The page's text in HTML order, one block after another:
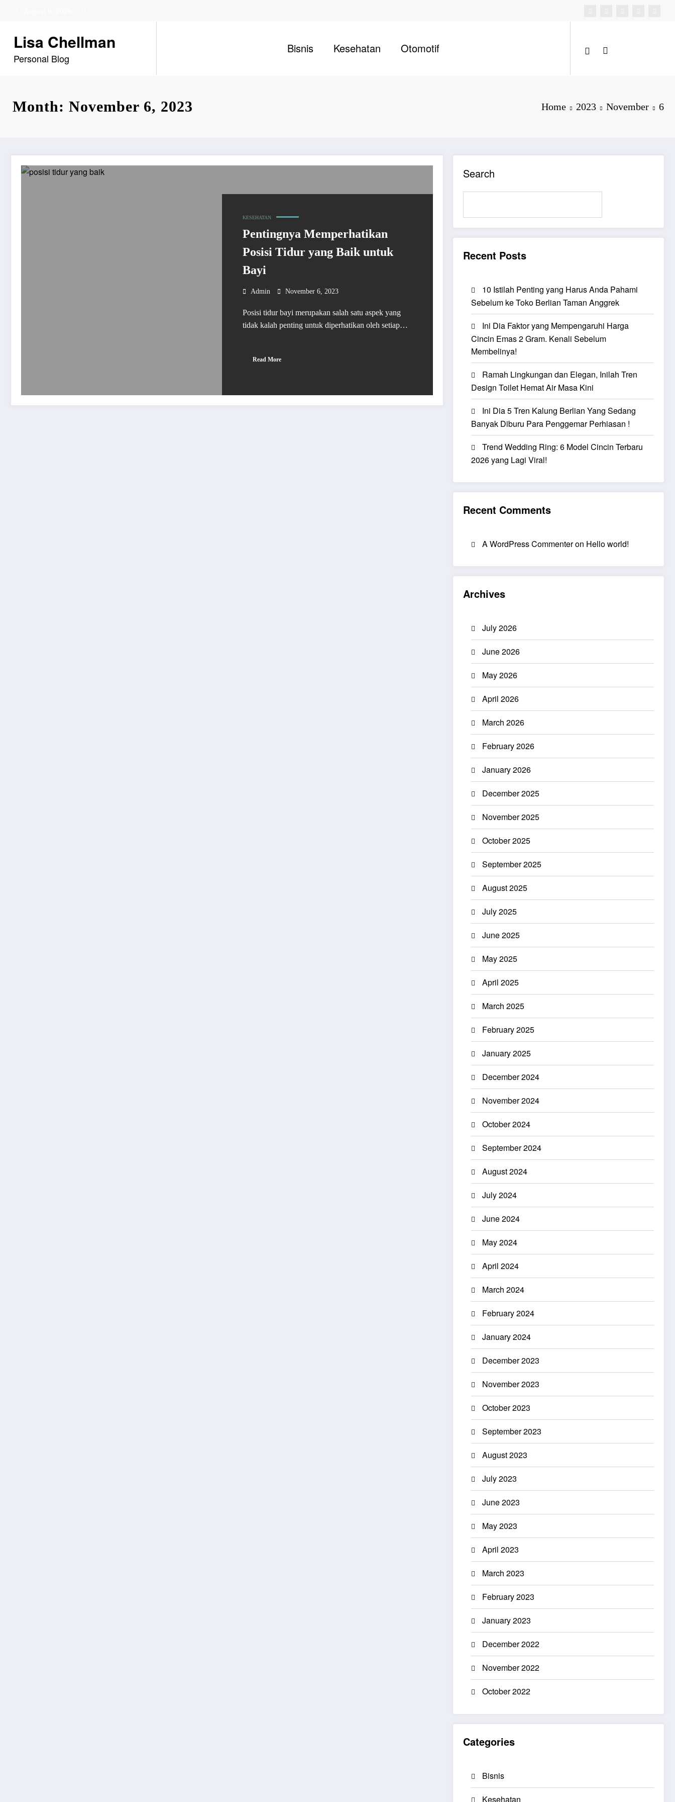
Lisa Chellman
Personal Blog
Bisnis Kesehatan Otomotif
Month: November 6, 2023 Home 2023 November 6
KESEHATAN
Pentingnya Memperhatikan
Posisi Tidur yang Baik untuk
Bayi
Admin November 6, 2023
Posisi tidur bayi merupakan salah satu aspek yang
tidak kalah penting untuk diperhatikan oleh setiap…
Read More
Search
Recent Posts
10 Istilah Penting yang Harus Anda Pahami
Sebelum ke Toko Berlian Taman Anggrek
Ini Dia Faktor yang Mempengaruhi Harga
Cincin Emas 2 Gram. Kenali Sebelum
Membelinya!
Ramah Lingkungan dan Elegan, Inilah Tren
Design Toilet Hemat Air Masa Kini
Ini Dia 5 Tren Kalung Berlian Yang Sedang
Banyak Diburu Para Penggemar Perhiasan !
Trend Wedding Ring: 6 Model Cincin Terbaru
2026 yang Lagi Viral!
Recent Comments
A WordPress Commenteron Hello world!
Archives
July 2026
June 2026
May 2026
April 2026
March 2026
February 2026
January 2026
December 2025
November 2025
October 2025
September 2025
August 2025
July 2025
June 2025
May 2025
April 2025
March 2025
February 2025
January 2025
December 2024
November 2024
October 2024
September 2024
August 2024
July 2024
June 2024
May 2024
April 2024
March 2024
February 2024
January 2024
December 2023
November 2023
October 2023
September 2023
August 2023
July 2023
June 2023
May 2023
April 2023
March 2023
February 2023
January 2023
December 2022
November 2022
October 2022
Categories
Bisnis
Kesehatan